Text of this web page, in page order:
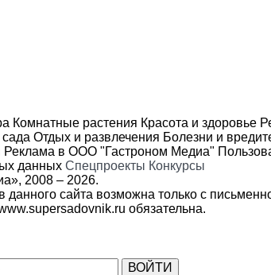
Комнатные растения Красота и здоровье
Отдых и развлечения Болезни и
Реклама в ООО "Гастроном Медиа"
данных Спецпроекты Конкурсы
2008 – 2026.
данного сайта возможна только с
обязательна.